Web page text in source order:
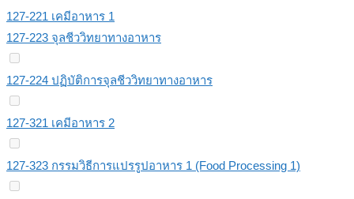
127-221 เคมีอาหาร 1
127-223 จุลชีววิทยาทางอาหาร
127-224 ปฏิบัติการจุลชีววิทยาทางอาหาร
127-321 เคมีอาหาร 2
127-323 กรรมวิธีการแปรรูปอาหาร 1 (Food Processing 1)